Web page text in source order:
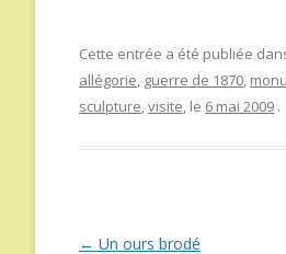
Cette entrée a été publiée
allégorie, guerre de 1870,
sculpture,visite, le 6 mai 2009 .
Navigation
← Un ours brodé